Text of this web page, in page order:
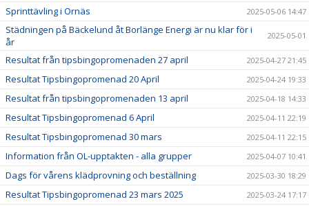
Sprinttävling i Ornäs 2025-05-06 14:47
Städningen på Bäckelund åt Borlänge Energi är nu klar för i
år
2025-05-01
Resultat från tipsbingopromenaden 27 april 2025-04-27 21:45
Resultat Tipsbingopromenad 20 April 2025-04-24 19:33
Resultat från tipsbingopromenaden 13 april 2025-04-18 14:33
Resultat Tipsbingopromenad 6 April 2025-04-11 22:19
Resultat Tipsbingopromenad 30 mars 2025-04-11 22:15
Information från OL-upptakten - alla grupper 2025-04-07 10:41
Dags för vårens klädprovning och beställning 2025-03-30 18:29
Resultat Tipsbingopromenad 23 mars 2025 2025-03-24 17:17